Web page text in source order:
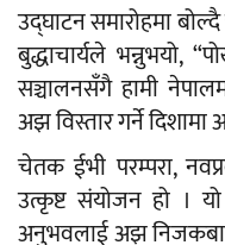
उद्घाटन समारोहमा
बुद्धाचार्यले भन्नुभयो,
सञ्चालनसँगै हामी
अझ विस्तार गर्ने
चेतक ईभी परम्परा,
उत्कृष्ट संयोजन हो ।
अनुभवलाई अझ